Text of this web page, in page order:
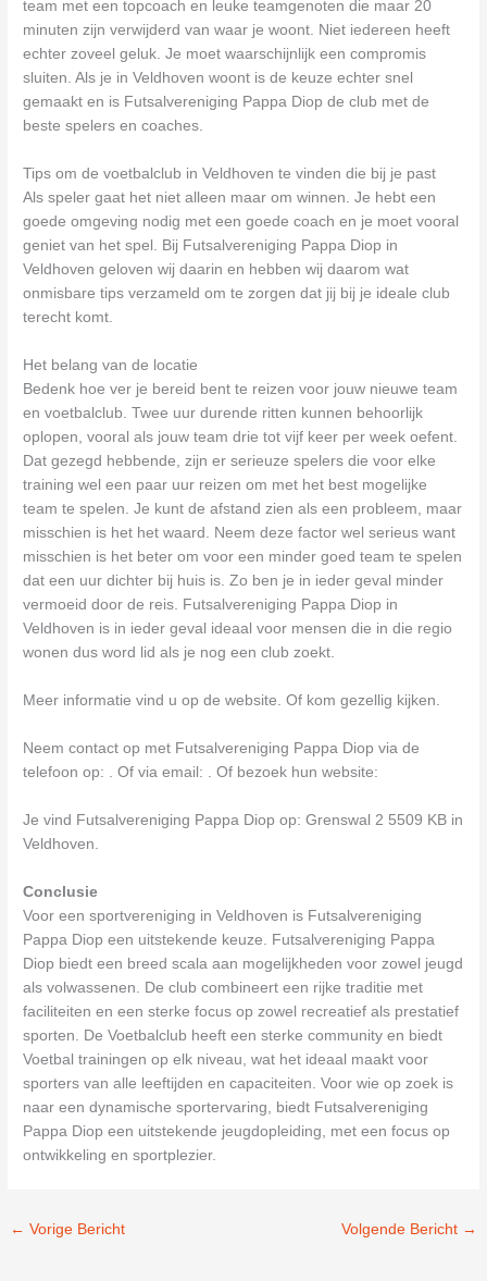
team met een topcoach en leuke teamgenoten die maar 20
minuten zijn verwijderd van waar je woont. Niet iedereen heeft
echter zoveel geluk. Je moet waarschijnlijk een compromis
sluiten. Als je in Veldhoven woont is de keuze echter snel
gemaakt en is Futsalvereniging Pappa Diop de club met de
beste spelers en coaches.
Tips om de voetbalclub in Veldhoven te vinden die bij je past
Als speler gaat het niet alleen maar om winnen. Je hebt een
goede omgeving nodig met een goede coach en je moet vooral
geniet van het spel. Bij Futsalvereniging Pappa Diop in
Veldhoven geloven wij daarin en hebben wij daarom wat
onmisbare tips verzameld om te zorgen dat jij bij je ideale club
terecht komt.
Het belang van de locatie
Bedenk hoe ver je bereid bent te reizen voor jouw nieuwe team
en voetbalclub. Twee uur durende ritten kunnen behoorlijk
oplopen, vooral als jouw team drie tot vijf keer per week oefent.
Dat gezegd hebbende, zijn er serieuze spelers die voor elke
training wel een paar uur reizen om met het best mogelijke
team te spelen. Je kunt de afstand zien als een probleem, maar
misschien is het het waard. Neem deze factor wel serieus want
misschien is het beter om voor een minder goed team te spelen
dat een uur dichter bij huis is. Zo ben je in ieder geval minder
vermoeid door de reis. Futsalvereniging Pappa Diop in
Veldhoven is in ieder geval ideaal voor mensen die in die regio
wonen dus word lid als je nog een club zoekt.
Meer informatie vind u op de website. Of kom gezellig kijken.
Neem contact op met Futsalvereniging Pappa Diop via de
telefoon op: . Of via email:
. Of bezoek hun website:
Je vind Futsalvereniging Pappa Diop op: Grenswal 2 5509 KB in
Veldhoven.
Conclusie
Voor een sportvereniging in Veldhoven is Futsalvereniging
Pappa Diop een uitstekende keuze. Futsalvereniging Pappa
Diop biedt een breed scala aan mogelijkheden voor zowel jeugd
als volwassenen. De club combineert een rijke traditie met
faciliteiten en een sterke focus op zowel recreatief als prestatief
sporten. De Voetbalclub heeft een sterke community en biedt
Voetbal trainingen op elk niveau, wat het ideaal maakt voor
sporters van alle leeftijden en capaciteiten. Voor wie op zoek is
naar een dynamische sportervaring, biedt Futsalvereniging
Pappa Diop een uitstekende jeugdopleiding, met een focus op
ontwikkeling en sportplezier.
← Vorige Bericht Volgende Bericht →